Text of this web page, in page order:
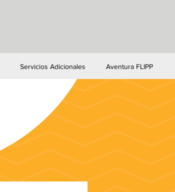
Servicios Adicionales Aventura FLIPP